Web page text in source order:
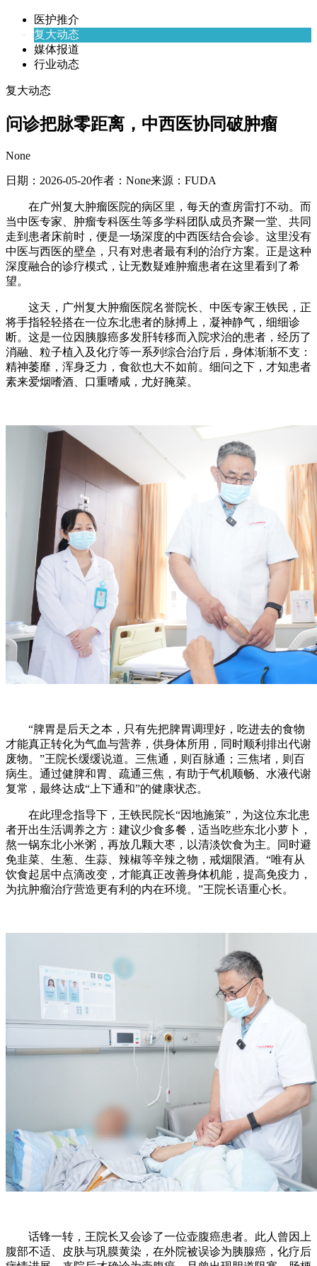
医护推介
复大动态
媒体报道
行业动态
复大动态
问诊把脉零距离，中西医协同破肿瘤
None
日期： 2026-05-20作者： None来源： FUDA
在广州复大肿瘤医院的病区里，每天的查房雷打不动。而
当中医专家、肿瘤专科医生等多学科团队成员齐聚一堂、共同
走到患者床前时，便是一场深度的中西医结合会诊。这里没有
中医与西医的壁垒，只有对患者最有利的治疗方案。正是这种
深度融合的诊疗模式，让无数疑难肿瘤患者在这里看到了希
望。
这天，广州复大肿瘤医院名誉院长、中医专家王铁民，正
将手指轻轻搭在一位东北患者的脉搏上，凝神静气，细细诊
断。这是一位因胰腺癌多发肝转移而入院求治的患者，经历了
消融、粒子植入及化疗等一系列综合治疗后，身体渐渐不支：
精神萎靡，浑身乏力，食欲也大不如前。细问之下，才知患者
素来爱烟嗜酒、口重嗜咸，尤好腌菜。
“脾胃是后天之本，只有先把脾胃调理好，吃进去的食物
才能真正转化为气血与营养，供身体所用，同时顺利排出代谢
废物。”王院长缓缓说道。三焦通，则百脉通；三焦堵，则百
病生。通过健脾和胃、疏通三焦，有助于气机顺畅、水液代谢
复常，最终达成“上下通和”的健康状态。
在此理念指导下，王铁民院长“因地施策”，为这位东北患
者开出生活调养之方：建议少食多餐，适当吃些东北小萝卜，
熬一锅东北小米粥，再放几颗大枣，以清淡饮食为主。同时避
免韭菜、生葱、生蒜、辣椒等辛辣之物，戒烟限酒。“唯有从
饮食起居中点滴改变，才能真正改善身体机能，提高免疫力，
为抗肿瘤治疗营造更有利的内在环境。”王院长语重心长。
话锋一转，王院长又会诊了一位壶腹癌患者。此人曾因上
腹部不适、皮肤与巩膜黄染，在外院被误诊为胰腺癌，化疗后